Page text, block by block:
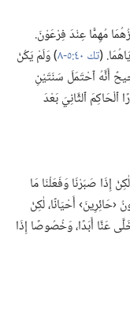
مُهِمًّا عِنْدَ فِرْعَوْنَ.‏
(‏تك ٤٠:‏٥-‏٨
‏)‏ وَلَمْ يَكُنْ
أَنَّهُ ٱحْتَمَلَ سَنَتَيْنِ
ٱلثَّانِيَ بَعْدَ
إِذَا صَبَرْنَا وَفَعَلْنَا مَا
أَحْيَانًا،‏ لٰكِنْ
عَنَّا أَبَدًا،‏ وَخُصُوصًا إِذَا